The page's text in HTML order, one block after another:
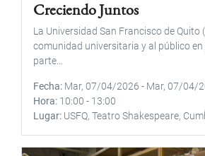
Creciendo Juntos
La Universidad San Francisco de Quito
comunidad universitaria y al público en
parte...
Fecha Mar, 07/04/2026 - Mar, 07/04/
Hora 10:00 - 13:00
Lugar USFQ, Teatro Shakespeare,